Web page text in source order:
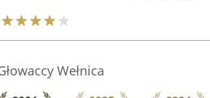
Wełnica